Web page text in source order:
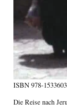
ISBN 978-
Die Reise nach